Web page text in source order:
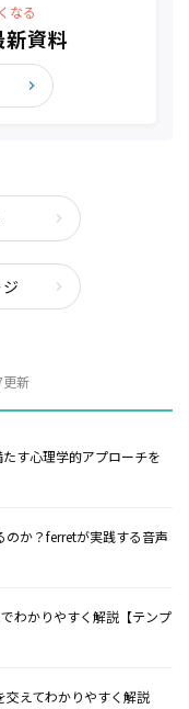
なる
資料
新
す心理学的アプローチを
のか？ferretが実践する音声
わかりやすく解説【テンプ
交えてわかりやすく解説